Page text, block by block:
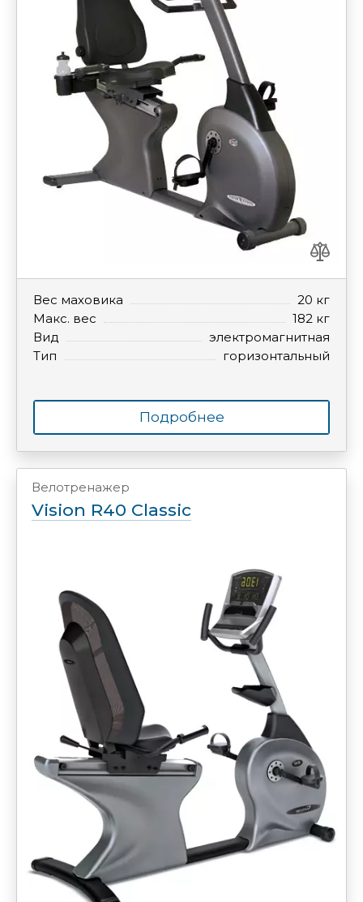
Вес маховика
20 кг
Макс. вес
182 кг
Вид
электромагнитная
Тип
горизонтальный
Подробнее
Велотренажер
Vision R40 Classic